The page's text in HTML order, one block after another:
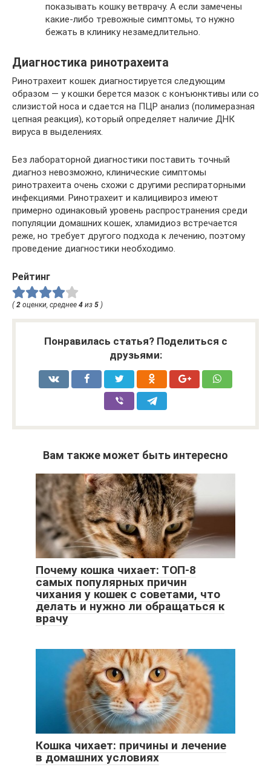
показывать кошку ветврачу. А если замечены
какие-либо тревожные симптомы, то нужно
бежать в клинику незамедлительно.
Диагностика ринотрахеита
Ринотрахеит кошек диагностируется следующим
образом — у кошки берется мазок с конъюнктивы или со
слизистой носа и сдается на ПЦР анализ (полимеразная
цепная реакция), который определяет наличие ДНК
вируса в выделениях.
Без лабораторной диагностики поставить точный
диагноз невозможно, клинические симптомы
ринотрахеита очень схожи с другими респираторными
инфекциями. Ринотрахеит и калицивироз имеют
примерно одинаковый уровень распространения среди
популяции домашних кошек, хламидиоз встречается
реже, но требует другого подхода к лечению, поэтому
проведение диагностики необходимо.
Рейтинг
( 2 оценки, среднее 4 из 5 )
Понравилась статья? Поделиться с
друзьями:
Вам также может быть интересно
Почему кошка чихает: ТОП-8
самых популярных причин
чихания у кошек с советами, что
делать и нужно ли обращаться к
врачу
Кошка чихает: причины и лечение
в домашних условиях